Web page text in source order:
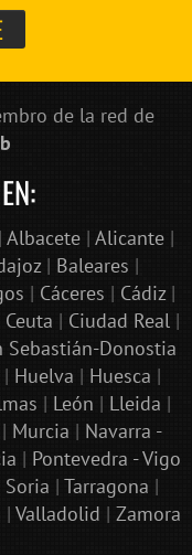
de la red de
Albacete| Alicante|
| Baleares |
| Cáceres | Cádiz|
Ceuta | Ciudad Real|
Sebastián-Donostia
| Huelva | Huesca |
| León | Lleida |
| Murcia | Navarra -
| Pontevedra - Vigo
Soria | Tarragona |
| Valladolid | Zamora